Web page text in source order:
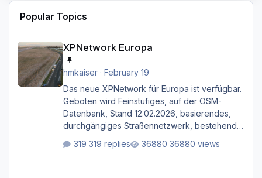
Popular Topics
XPNetwork Europa
hmkaiser· February 19
Das neue XPNetwork für Europa ist verfügbar.
Geboten wird Feinstufiges, auf der OSM-
Datenbank, Stand 12.02.2026, basierendes,
durchgängiges Straßen­netzwerk, bestehend
sekundären, tertiären und sonstigen Straßen,
319 replies 36880 views